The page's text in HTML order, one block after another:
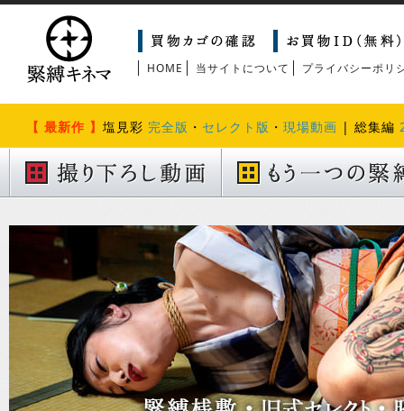
HOME 当サイトについて プライバシーポリ
【 最新作 】 塩見彩 完全版 ・ セレクト版 ・ 現場動画 | 総集編